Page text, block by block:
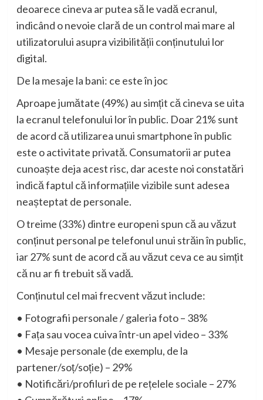
deoarece cineva ar putea să le vadă ecranul,
indicând o nevoie clară de un control mai mare al
utilizatorului asupra vizibilității conținutului lor
digital.
De la mesaje la bani: ce este în joc
Aproape jumătate (49%) au simțit că cineva se uita
la ecranul telefonului lor în public. Doar 21% sunt
de acord că utilizarea unui smartphone în public
este o activitate privată. Consumatorii ar putea
cunoaște deja acest risc, dar aceste noi constatări
indică faptul că informațiile vizibile sunt adesea
neașteptat de personale.
O treime (33%) dintre europeni spun că au văzut
conținut personal pe telefonul unui străin în public,
iar 27% sunt de acord că au văzut ceva ce au simțit
că nu ar fi trebuit să vadă.
Conținutul cel mai frecvent văzut include:
• Fotografii personale / galeria foto – 38%
• Fața sau vocea cuiva într-un apel video – 33%
• Mesaje personale (de exemplu, de la
partener/soț/soție) – 29%
• Notificări/profiluri de pe rețelele sociale – 27%